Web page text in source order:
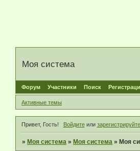
Моя система
Форум Участники Поиск
Активные темы
Привет, Гость! Войдитеили
» Моя система » Моя система » Моя